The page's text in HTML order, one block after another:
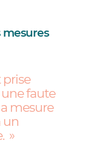
prise
faute
mesure
un